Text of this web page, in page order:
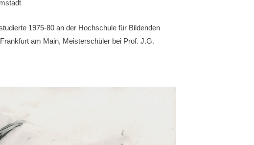
1975-80 an der Hochschule für Bildenden
am Main, Meisterschüler bei Prof. J.G.